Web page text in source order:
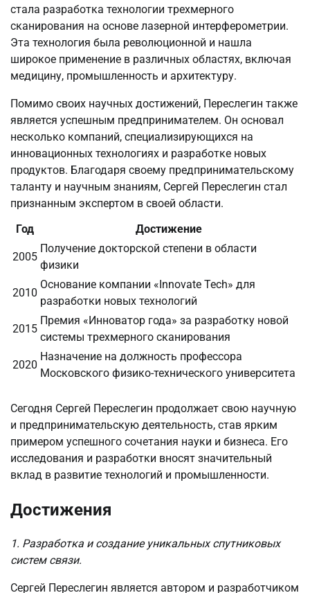
стала разработка технологии трехмерного
сканирования на основе лазерной интерферометрии.
Эта технология была революционной и нашла
широкое применение в различных областях, включая
медицину, промышленность и архитектуру.
Помимо своих научных достижений, Переслегин также
является успешным предпринимателем. Он основал
несколько компаний, специализирующихся на
инновационных технологиях и разработке новых
продуктов. Благодаря своему предпринимательскому
таланту и научным знаниям, Сергей Переслегин стал
признанным экспертом в своей области.
Год
Достижение
2005
Получение докторской степени в области
физики
2010
Основание компании «Innovate Tech» для
разработки новых технологий
2015
Премия «Инноватор года» за разработку новой
системы трехмерного сканирования
2020
Назначение на должность профессора
Московского физико-технического университета
Сегодня Сергей Переслегин продолжает свою научную
и предпринимательскую деятельность, став ярким
примером успешного сочетания науки и бизнеса. Его
исследования и разработки вносят значительный
вклад в развитие технологий и промышленности.
Достижения
1. Разработка и создание уникальных спутниковых
систем связи.
Сергей Переслегин является автором и разработчиком